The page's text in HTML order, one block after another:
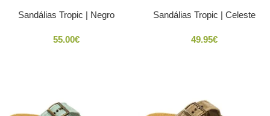
Sandálias Tropic | Negro
55.00€
Sandálias Tropic | Celeste
49.95€